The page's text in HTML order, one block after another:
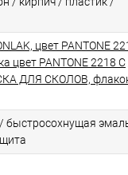
цвет PANTONE
цвет PANTONE 2218 C
ДЛЯ СКОЛОВ,
быстросохнущая